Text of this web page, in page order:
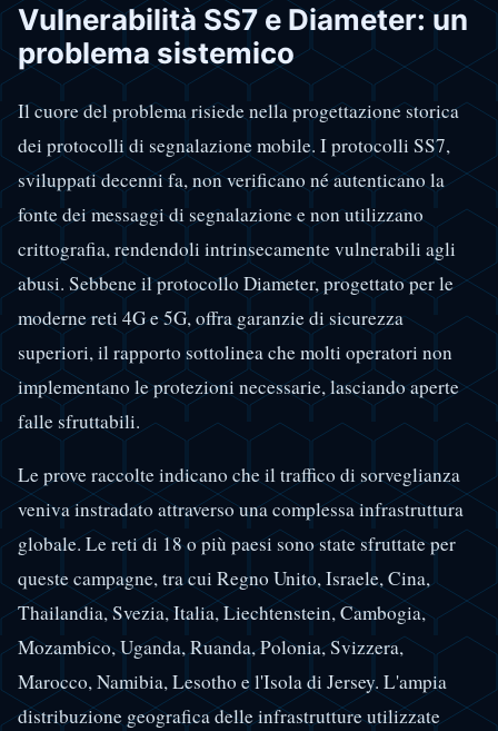
Vulnerabilità SS7 e Diameter: un
problema sistemico
Il cuore del problema risiede nella progettazione storica
dei protocolli di segnalazione mobile. I protocolli SS7,
sviluppati decenni fa, non verificano né autenticano la
fonte dei messaggi di segnalazione e non utilizzano
crittografia, rendendoli intrinsecamente vulnerabili agli
abusi. Sebbene il protocollo Diameter, progettato per le
moderne reti 4G e 5G, offra garanzie di sicurezza
superiori, il rapporto sottolinea che molti operatori non
implementano le protezioni necessarie, lasciando aperte
falle sfruttabili.
Le prove raccolte indicano che il traffico di sorveglianza
veniva instradato attraverso una complessa infrastruttura
globale. Le reti di 18 o più paesi sono state sfruttate per
queste campagne, tra cui Regno Unito, Israele, Cina,
Thailandia, Svezia, Italia, Liechtenstein, Cambogia,
Mozambico, Uganda, Ruanda, Polonia, Svizzera,
Marocco, Namibia, Lesotho e l'Isola di Jersey. L'ampia
distribuzione geografica delle infrastrutture utilizzate